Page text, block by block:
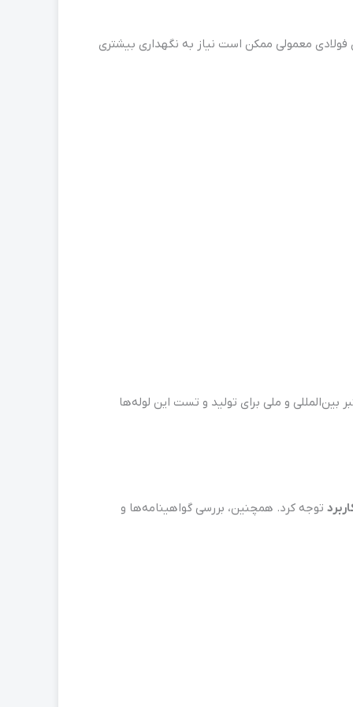
معمولی ممکن است نیاز به نگهداری بیشتری
و ملی برای تولید و تست این لوله‌ها
توجه کرد. همچنین، بررسی گواهینامه‌ها و